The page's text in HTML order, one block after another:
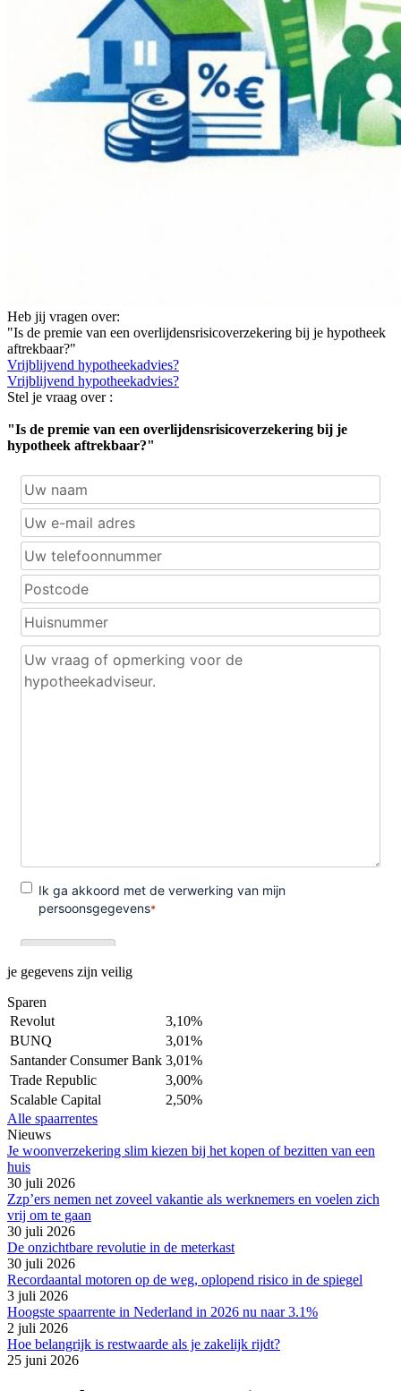
Heb jij vragen over:
"Is de premie van een overlijdensrisicoverzekering bij je hypotheek
aftrekbaar?"
Vrijblijvend hypotheekadvies?
Vrijblijvend hypotheekadvies?
Stel je vraag over :
"Is de premie van een overlijdensrisicoverzekering bij je
hypotheek aftrekbaar?"
je gegevens zijn veilig
Sparen
Revolut
3,10%
BUNQ
3,01%
Santander Consumer Bank 3,01%
Trade Republic
3,00%
Scalable Capital
2,50%
Alle spaarrentes
Nieuws
Je woonverzekering slim kiezen bij het kopen of bezitten van een
huis
30 juli 2026
Zzp’ers nemen net zoveel vakantie als werknemers en voelen zich
vrij om te gaan
30 juli 2026
De onzichtbare revolutie in de meterkast
30 juli 2026
Recordaantal motoren op de weg, oplopend risico in de spiegel
3 juli 2026
Hoogste spaarrente in Nederland in 2026 nu naar 3.1%
2 juli 2026
Hoe belangrijk is restwaarde als je zakelijk rijdt?
25 juni 2026